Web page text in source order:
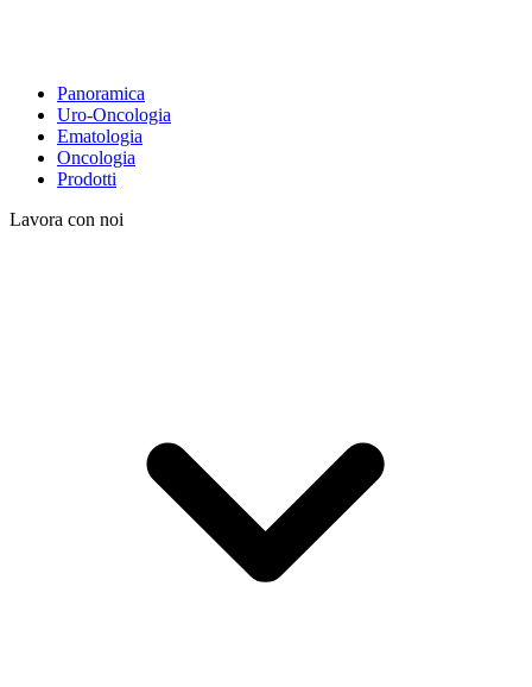
Panoramica
Uro-Oncologia
Ematologia
Oncologia
Prodotti
Lavora con noi